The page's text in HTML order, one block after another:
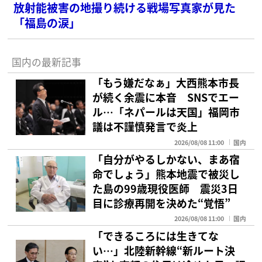
放射能被害の地撮り続ける戦場写真家が見た
「福島の涙」
国内の最新記事
「もう嫌だなぁ」大西熊本市長
が続く余震に本音 SNSでエー
ル…「ネパールは天国」福岡市
議は不謹慎発言で炎上
2026/08/08 11:00 国内
「自分がやるしかない、まあ宿
命でしょう」熊本地震で被災し
た島の99歳現役医師 震災3日
目に診療再開を決めた“覚悟”
2026/08/08 11:00 国内
「できるころには生きてな
い…」北陸新幹線“新ルート決